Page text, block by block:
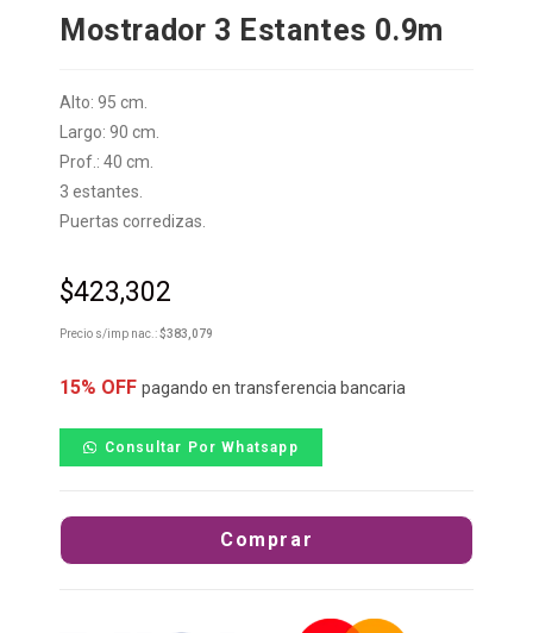
Mostrador 3 Estantes 0.9m
Alto: 95 cm.
Largo: 90 cm.
Prof.: 40 cm.
3 estantes.
Puertas corredizas.
$423,302
Precio s/imp nac.:$383,079
15% OFF pagando en transferencia bancaria
Consultar Por Whatsapp
Comprar